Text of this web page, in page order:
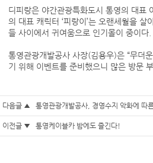
디피랑은 야간관광특화도시 통영의 대
의 대표 캐릭터 ‘피랑이’는 오랜세월을
들 사이에서 귀여움으로 인기몰이 중이다.
통영관광개발공사 사장(김용우)은 “무더
기 위해 이벤트를 준비했으니 많은 방문
다음글 ▲ 통영관광개발공사, 경영수지 악화에 따
이전글 ▼ 통영케이블카 밤에도 즐긴다!